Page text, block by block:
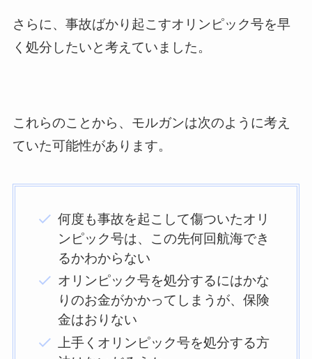
さらに、事故ばかり起こすオリンピック号を早
く処分したいと考えていました。
これらのことから、モルガンは次のように考え
ていた可能性があります。
何度も事故を起こして傷ついたオリ
ンピック号は、この先何回航海でき
るかわからない
オリンピック号を処分するにはかな
りのお金がかかってしまうが、保険
金はおりない
上手くオリンピック号を処分する方